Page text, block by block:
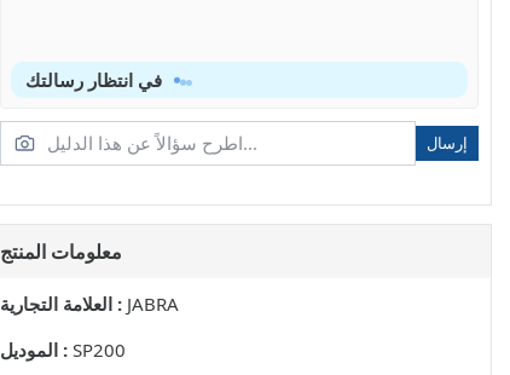
إرسال
معلومات المنتج
العلامة التجارية : JABRA
الموديل : SP200